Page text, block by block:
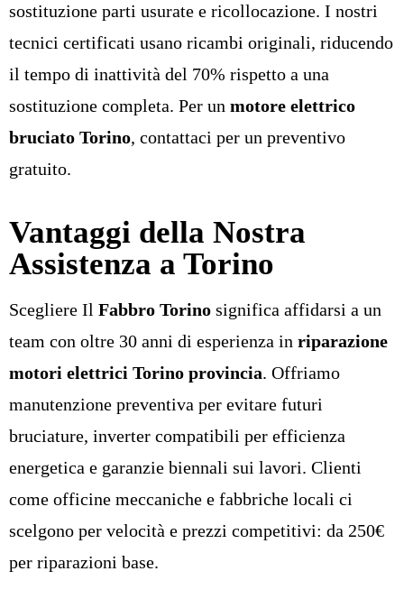
sostituzione parti usurate e ricollocazione. I nostri
tecnici certificati usano ricambi originali, riducendo
il tempo di inattività del 70% rispetto a una
sostituzione completa. Per un motore elettrico
bruciato Torino, contattaci per un preventivo
gratuito.
Vantaggi della Nostra
Assistenza a Torino
Scegliere Il Fabbro Torino significa affidarsi a un
team con oltre 30 anni di esperienza in riparazione
motori elettrici Torino provincia. Offriamo
manutenzione preventiva per evitare futuri
bruciature, inverter compatibili per efficienza
energetica e garanzie biennali sui lavori. Clienti
come officine meccaniche e fabbriche locali ci
scelgono per velocità e prezzi competitivi: da 250€
per riparazioni base.